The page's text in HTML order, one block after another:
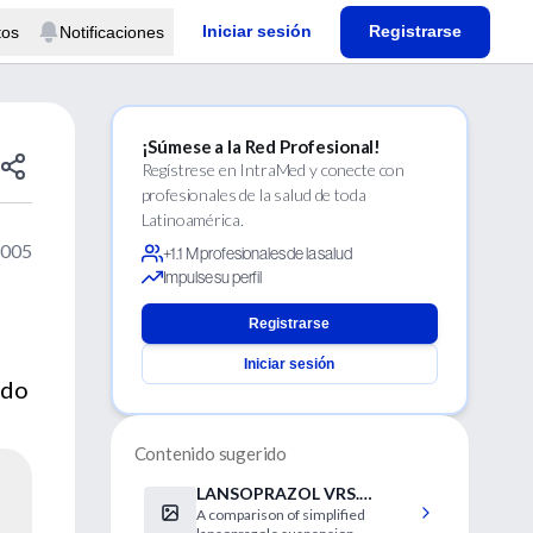
Notificaciones Iniciar sesión Registrarse
¡Súmese a la Red Profesional!
Regístrese en IntraMed y conecte con
profesionales de la salud de toda
Latinoamérica.
+1.1 M profesionales de la salud
Impulse su perfil
Registrarse
Iniciar sesión
Contenido sugerido
LANSOPRAZOL VRS.
PANTOPRAZOL
A comparison of simplified